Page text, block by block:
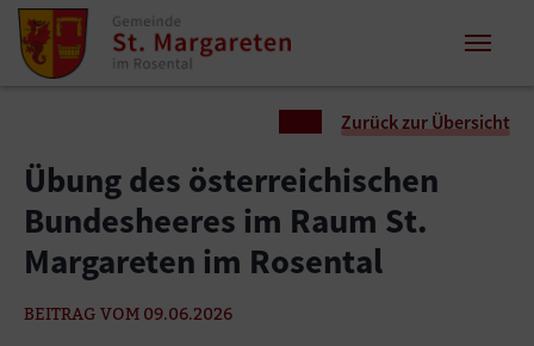
Zum Inhalt springen
Zum Seitenende springen
Zurück zur Übersicht
Übung des österreichischen
Bundesheeres im Raum St.
Margareten im Rosental
BEITRAG VOM 09.06.2026